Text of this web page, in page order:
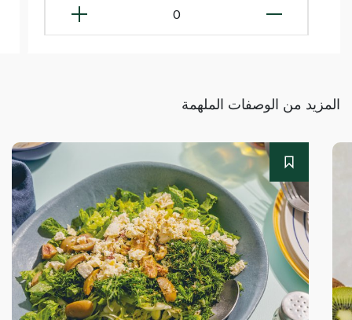
0
المزيد من الوصفات الملهمة